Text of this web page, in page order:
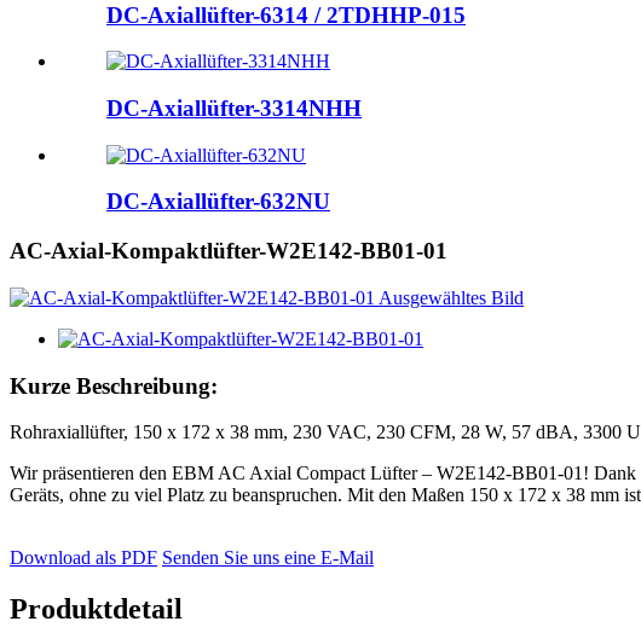
DC-Axiallüfter-6314 / 2TDHHP-015
DC-Axiallüfter-3314NHH
DC-Axiallüfter-632NU
AC-Axial-Kompaktlüfter-W2E142-BB01-01
Kurze Beschreibung:
Rohraxiallüfter, 150 x 172 x 38 mm, 230 VAC, 230 CFM, 28 W, 57 dBA, 3300
Wir präsentieren den EBM AC Axial Compact Lüfter – W2E142-BB01-01! Dank
Geräts, ohne zu viel Platz zu beanspruchen. Mit den Maßen 150 x 172 x 38 mm
Download als PDF Senden Sie uns eine E-Mail
Produktdetail